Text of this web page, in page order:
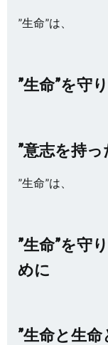
”生命”は、
”生命”を守
”意志を持っ
”生命”は、
”生命”を守
めに
”生命と生